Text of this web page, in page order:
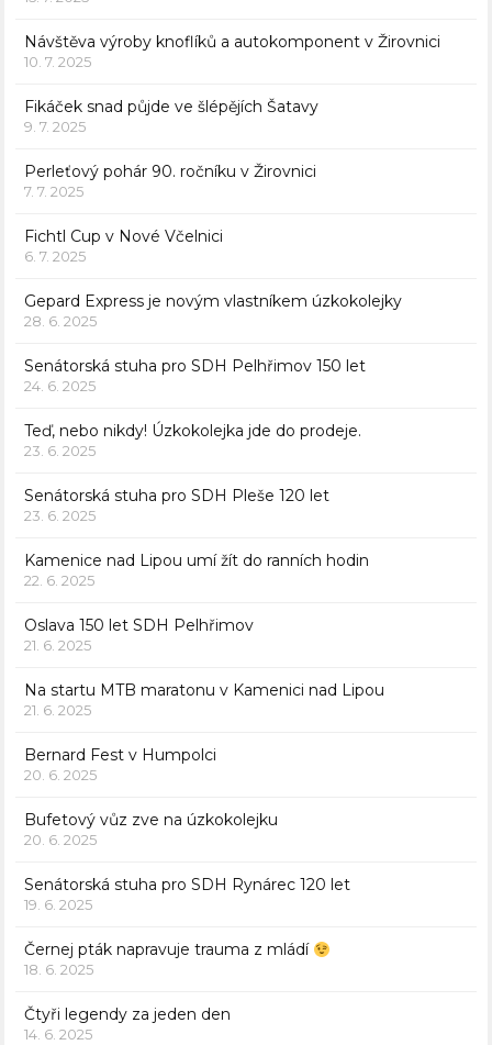
Návštěva výroby knoflíků a autokomponent v Žirovnici
10. 7. 2025
Fikáček snad půjde ve šlépějích Šatavy
9. 7. 2025
Perleťový pohár 90. ročníku v Žirovnici
7. 7. 2025
Fichtl Cup v Nové Včelnici
6. 7. 2025
Gepard Express je novým vlastníkem úzkokolejky
28. 6. 2025
Senátorská stuha pro SDH Pelhřimov 150 let
24. 6. 2025
Teď, nebo nikdy! Úzkokolejka jde do prodeje.
23. 6. 2025
Senátorská stuha pro SDH Pleše 120 let
23. 6. 2025
Kamenice nad Lipou umí žít do ranních hodin
22. 6. 2025
Oslava 150 let SDH Pelhřimov
21. 6. 2025
Na startu MTB maratonu v Kamenici nad Lipou
21. 6. 2025
Bernard Fest v Humpolci
20. 6. 2025
Bufetový vůz zve na úzkokolejku
20. 6. 2025
Senátorská stuha pro SDH Rynárec 120 let
19. 6. 2025
Černej pták napravuje trauma z mládí
18. 6. 2025
Čtyři legendy za jeden den
14. 6. 2025